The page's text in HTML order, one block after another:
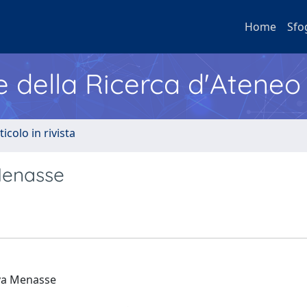
Home
della Ricerca d'Ateneo
in rivista
Menasse